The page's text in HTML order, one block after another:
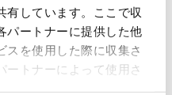
有しています。ここで収
パートナーに提供した他
スを使用した際に収集さ
ートナーによって使用さ